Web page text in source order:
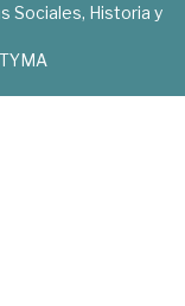
Sociales, Historia y